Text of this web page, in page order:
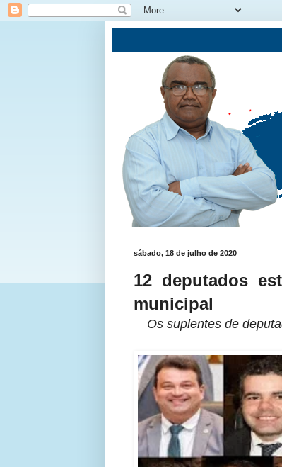
sábado, 18 de julho de 2020
12 deputados
municipal
Os suplentes de